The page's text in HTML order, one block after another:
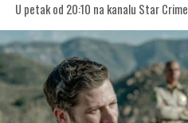
U petak od 20:10 na kanalu Star Crime